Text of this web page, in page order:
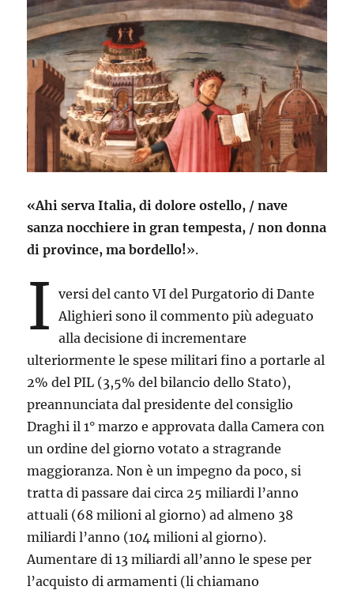
«Ahi serva Italia, di dolore ostello, / nave
sanza nocchiere in gran tempesta, / non donna
di province, ma bordello!».
I
versi del canto VI del Purgatorio di Dante
Alighieri sono il commento più adeguato
alla decisione di incrementare
ulteriormente le spese militari fino a portarle al
2% del PIL (3,5% del bilancio dello Stato),
preannunciata dal presidente del consiglio
Draghi il 1° marzo e approvata dalla Camera con
un ordine del giorno votato a stragrande
maggioranza. Non è un impegno da poco, si
tratta di passare dai circa 25 miliardi l’anno
attuali (68 milioni al giorno) ad almeno 38
miliardi l’anno (104 milioni al giorno).
Aumentare di 13 miliardi all’anno le spese per
l’acquisto di armamenti (li chiamano